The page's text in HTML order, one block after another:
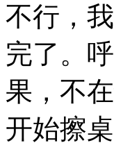
不行，
完了。
果，不
开始擦